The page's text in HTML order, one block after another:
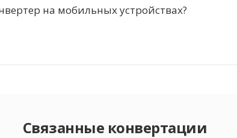
на мобильных устройствах?
Связанные конвертации